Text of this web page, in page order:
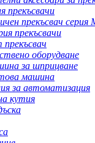
прекъсвачи
прекъсвач серия
прекъсвачи
оборудване
за шприцване
машина
за автоматизация
кутия